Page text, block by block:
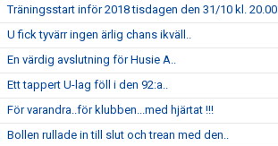
Träningsstart inför 2018 tisdagen den 31/10 kl. 20.00
U fick tyvärr ingen ärlig chans ikväll..
En värdig avslutning för Husie A..
Ett tappert U-lag föll i den 92:a..
För varandra..för klubben...med hjärtat !!!
Bollen rullade in till slut och trean med den..